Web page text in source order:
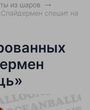
из шаров
спешит на